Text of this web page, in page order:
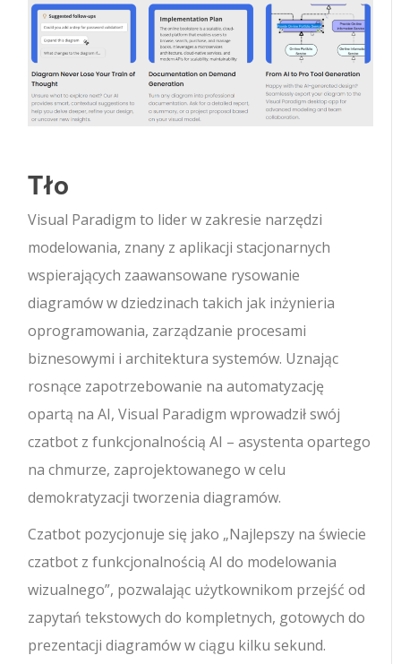
Tło
Visual Paradigm to lider w zakresie narzędzi
modelowania, znany z aplikacji stacjonarnych
wspierających zaawansowane rysowanie
diagramów w dziedzinach takich jak inżynieria
oprogramowania, zarządzanie procesami
biznesowymi i architektura systemów. Uznając
rosnące zapotrzebowanie na automatyzację
opartą na AI, Visual Paradigm wprowadził swój
czatbot z funkcjonalnością AI – asystenta opartego
na chmurze, zaprojektowanego w celu
demokratyzacji tworzenia diagramów.
Czatbot pozycjonuje się jako „Najlepszy na świecie
czatbot z funkcjonalnością AI do modelowania
wizualnego”, pozwalając użytkownikom przejść od
zapytań tekstowych do kompletnych, gotowych do
prezentacji diagramów w ciągu kilku sekund.